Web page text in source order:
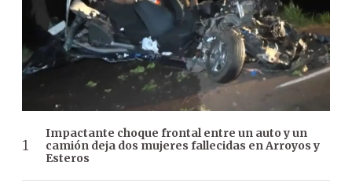
Impactante choque frontal entre un auto y un
camión deja dos mujeres fallecidas en Arroyos y
Esteros